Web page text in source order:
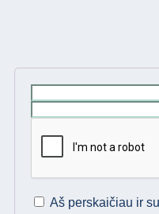
Aš perskaičiau ir